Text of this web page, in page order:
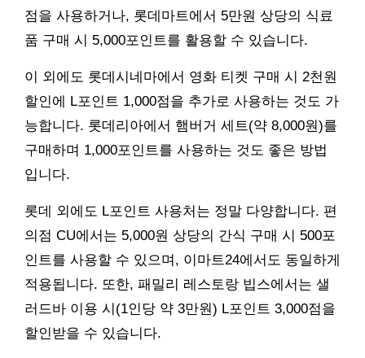
점을 사용하거나, 롯데마트에서 5만원 상당의 식료
품 구매 시 5,000포인트를 활용할 수 있습니다.
이 외에도 롯데시네마에서 영화 티켓 구매 시 2천원
할인에 L포인트 1,000점을 추가로 사용하는 것도 가
능합니다. 롯데리아에서 햄버거 세트(약 8,000원)를
구매하며 1,000포인트를 사용하는 것도 좋은 방법
입니다.
롯데 외에도 L포인트 사용처는 정말 다양합니다. 편
의점 CU에서는 5,000원 상당의 간식 구매 시 500포
인트를 사용할 수 있으며, 이마트24에서도 동일하게
적용됩니다. 또한, 패밀리 레스토랑 빕스에서는 샐
러드바 이용 시(1인당 약 3만원) L포인트 3,000점을
할인받을 수 있습니다.